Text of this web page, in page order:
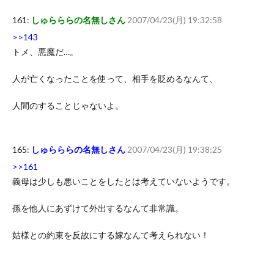
161: しゅらららの名無しさん 2007/04/23(月) 19:32:58
>>143
トメ、悪魔だ…。
人が亡くなったことを使って、相手を貶めるなんて、
人間のすることじゃないよ。
165: しゅらららの名無しさん 2007/04/23(月) 19:38:25
>>161
義母は少しも悪いことをしたとは考えていないようです。
孫を他人にあずけて外出するなんて非常識。
姑様との約束を反故にする嫁なんて考えられない！